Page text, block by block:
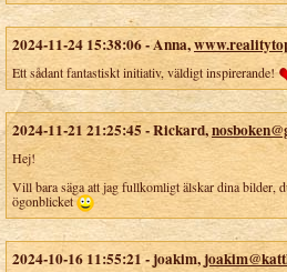
2024-11-24 15:38:06-Anna,
Ett sådant fantastiskt initiativ, väldigt inspirerande!
2024-11-21 21:25:45-Rickard,
Hej!
Vill bara säga att jag fullkomligt älskar dina bilder,
ögonblicket
2024-10-16 11:55:21-joakim,